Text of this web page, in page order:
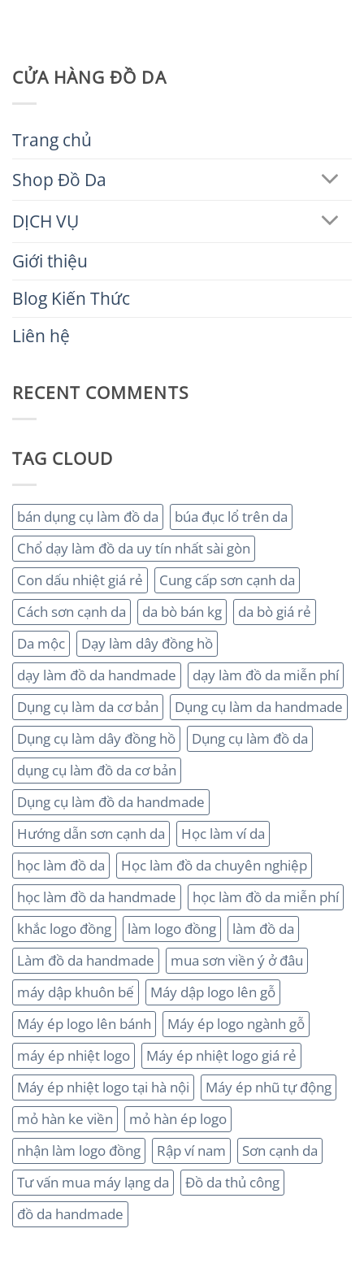
CỬA HÀNG ĐỒ DA
Trang chủ
Shop Đồ Da
DỊCH VỤ
Giới thiệu
Blog Kiến Thức
Liên hệ
RECENT COMMENTS
TAG CLOUD
bán dụng cụ làm đồ da
búa đục lổ trên da
Chổ dạy làm đồ da uy tín nhất sài gòn
Con dấu nhiệt giá rẻ
Cung cấp sơn cạnh da
Cách sơn cạnh da
da bò bán kg
da bò giá rẻ
Da mộc
Dạy làm dây đồng hồ
dạy làm đồ da handmade
dạy làm đồ da miễn phí
Dụng cụ làm da cơ bản
Dụng cụ làm da handmade
Dụng cụ làm dây đồng hồ
Dụng cụ làm đồ da
dụng cụ làm đồ da cơ bản
Dụng cụ làm đồ da handmade
Hướng dẫn sơn cạnh da
Học làm ví da
học làm đồ da
Học làm đồ da chuyên nghiệp
học làm đồ da handmade
học làm đồ da miễn phí
khắc logo đồng
làm logo đồng
làm đồ da
Làm đồ da handmade
mua sơn viền ý ở đâu
máy dập khuôn bế
Máy dập logo lên gỗ
Máy ép logo lên bánh
Máy ép logo ngành gỗ
máy ép nhiệt logo
Máy ép nhiệt logo giá rẻ
Máy ép nhiệt logo tại hà nội
Máy ép nhũ tự động
mỏ hàn ke viền
mỏ hàn ép logo
nhận làm logo đồng
Rập ví nam
Sơn cạnh da
Tư vấn mua máy lạng da
Đồ da thủ công
đồ da handmade